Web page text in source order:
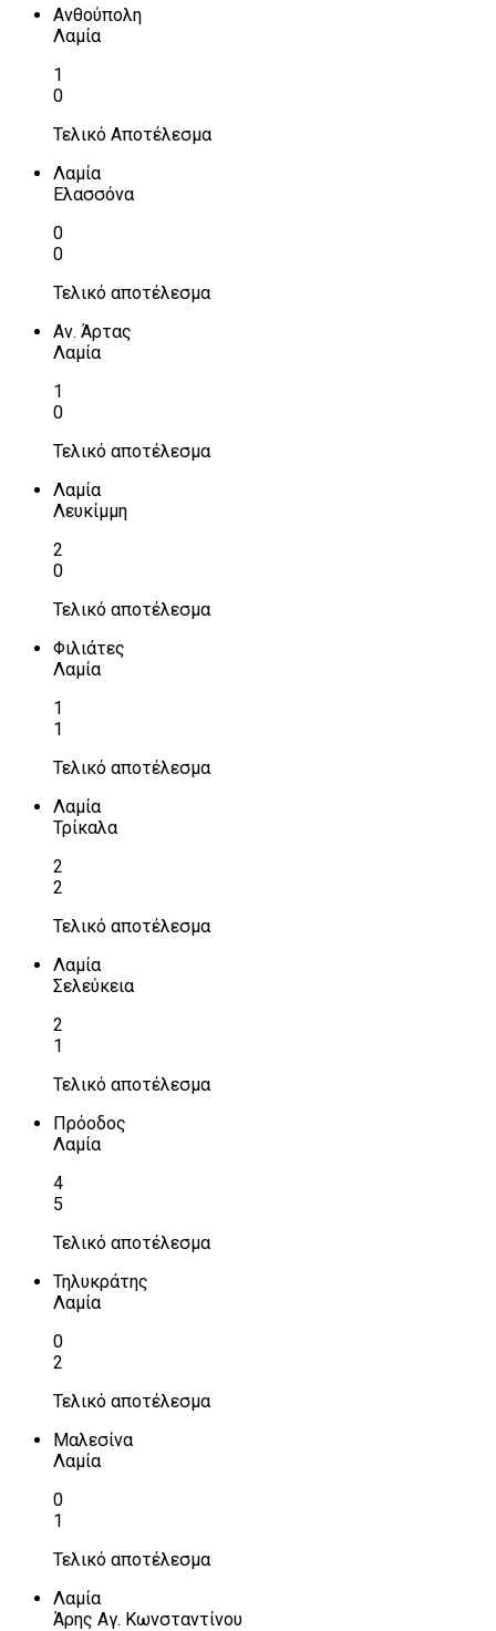
Ανθούπολη
Λαμία
1
0
Τελικό Αποτέλεσμα
Λαμία
Ελασσόνα
0
0
Τελικό αποτέλεσμα
Αν. Άρτας
Λαμία
1
0
Τελικό αποτέλεσμα
Λαμία
Λευκίμμη
2
0
Τελικό αποτέλεσμα
Φιλιάτες
Λαμία
1
1
Τελικό αποτέλεσμα
Λαμία
Τρίκαλα
2
2
Τελικό αποτέλεσμα
Λαμία
Σελεύκεια
2
1
Τελικό αποτέλεσμα
Πρόοδος
Λαμία
4
5
Τελικό αποτέλεσμα
Τηλυκράτης
Λαμία
0
2
Τελικό αποτέλεσμα
Μαλεσίνα
Λαμία
0
1
Τελικό αποτέλεσμα
Λαμία
Άρης Αγ. Κωνσταντίνου